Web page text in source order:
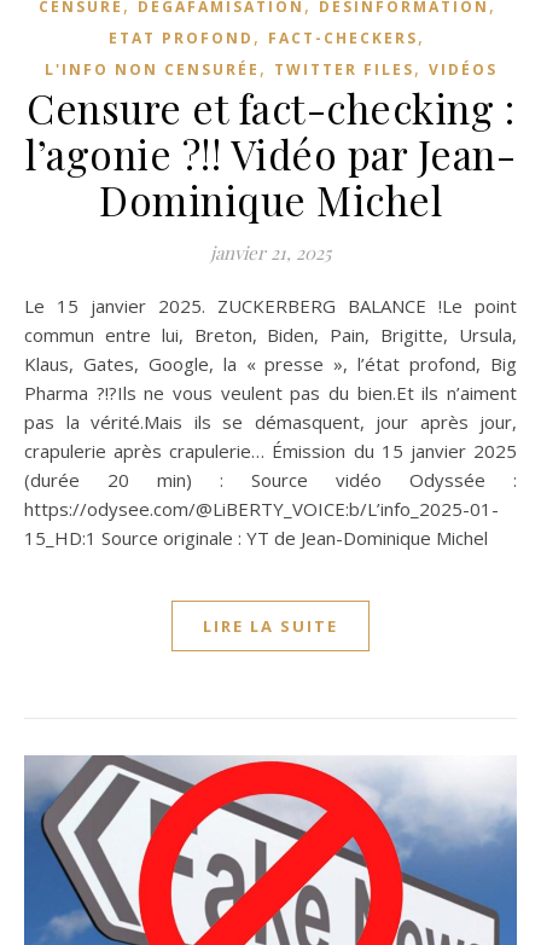
CENSURE DÉGAFAMISATION DÉSINFORMATION
ETAT PROFOND , FACT-CHECKERS,
L'INFO NON CENSURÉE , TWITTER FILES, VIDÉOS
Censure et fact-checking :
l’agonie ?!! Vidéo par Jean-
Dominique Michel
janvier 21, 2025
Le 15 janvier 2025. ZUCKERBERG BALANCE !Le point
commun entre lui, Breton, Biden, Pain, Brigitte, Ursula,
Klaus, Gates, Google, la « presse », l’état profond, Big
Pharma ?!?Ils ne vous veulent pas du bien.Et ils n’aiment
pas la vérité.Mais ils se démasquent, jour après jour,
crapulerie après crapulerie… Émission du 15 janvier 2025
(durée 20 min) : Source vidéo Odyssée :
https://odysee.com/@LiBERTY_VOICE:b/L’info_2025-01-
15_HD:1 Source originale : YT de Jean-Dominique Michel
LIRE LA SUITE